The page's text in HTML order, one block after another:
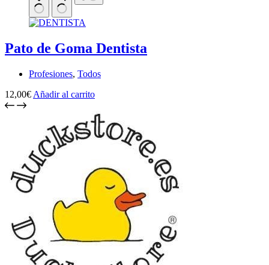
Pato de Goma Dentista
Profesiones, Todos
12,00€ Añadir al carrito